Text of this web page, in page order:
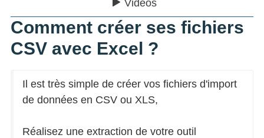
Vidéos
Comment créer ses fichiers
CSV avec Excel ?
Il est très simple de créer vos fichiers d'import
de données en CSV ou XLS,
Réalisez une extraction de votre outil